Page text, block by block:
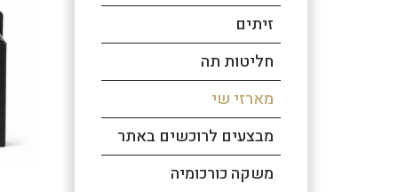
זיתים
חליטות תה
מארזי שי
מבצעים לרוכשים באתר
משקה כורכומיה